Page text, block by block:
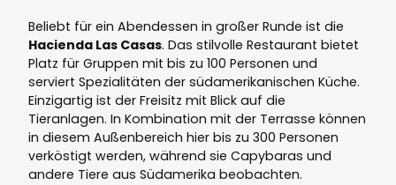
Beliebt für ein Abendessen in großer Runde ist die
Hacienda Las Casas. Das stilvolle Restaurant bietet
Platz für Gruppen mit bis zu 100 Personen und
serviert Spezialitäten der südamerikanischen Küche.
Einzigartig ist der Freisitz mit Blick auf die
Tieranlagen. In Kombination mit der Terrasse können
in diesem Außenbereich hier bis zu 300 Personen
verköstigt werden, während sie Capybaras und
andere Tiere aus Südamerika beobachten.